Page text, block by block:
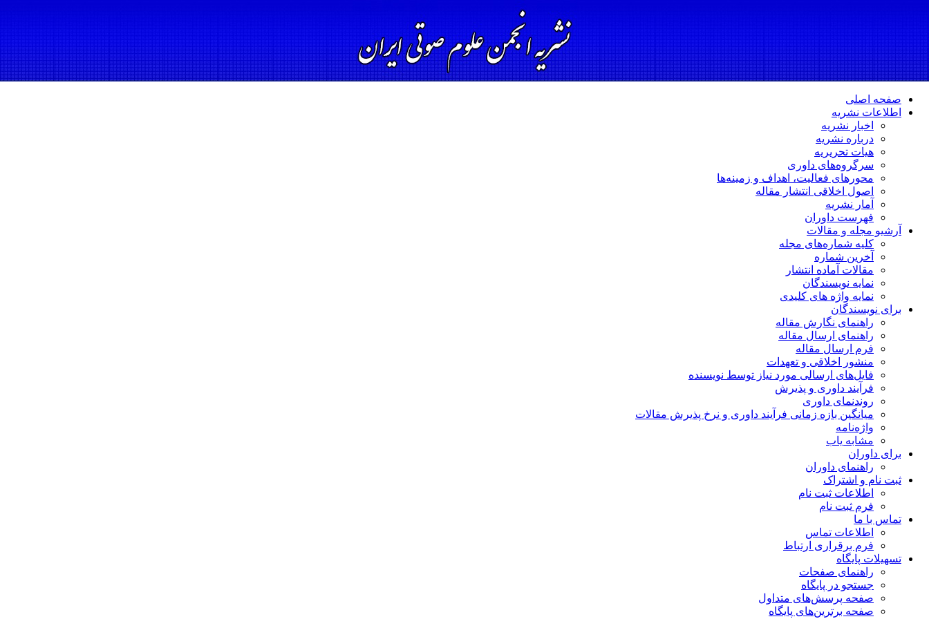
صفحه اصلی
اطلاعات نشریه
اخبار نشریه
درباره نشریه
هیات تحریریه
سرگروه‌های داوری
محورهای فعالیت، اهداف و زمینه‌ها
اصول اخلاقی انتشار مقاله
آمار نشریه
فهرست داوران
آرشیو مجله و مقالات
کلیه شماره‌های مجله
آخرین شماره
مقالات آماده انتشار
نمایه نویسندگان
نمایه واژه های کلیدی
برای نویسندگان
راهنمای نگارش مقاله
راهنمای ارسال مقاله
فرم ارسال مقاله
منشور اخلاقی و تعهدات
فایل‌های ارسالی مورد نیاز توسط نویسنده
فرآیند داوری و پذیرش
روندنمای داوری
میانگین بازه زمانی فرآیند داوری و نرخ پذیرش مقالات
واژه‌نامه
مشابه یاب
برای داوران
راهنمای داوران
ثبت نام و اشتراک
اطلاعات ثبت نام
فرم ثبت نام
تماس با ما
اطلاعات تماس
فرم برقراری ارتباط
تسهیلات پایگاه
راهنمای صفحات
جستجو در پایگاه
صفحه پرسش‌های متداول
صفحه برترین‌های پایگاه